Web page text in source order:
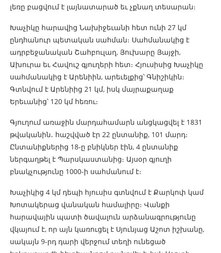
լեռը բացվում է լայնատարած եւ չքնաղ տեսարան։
Խաչիկը հարավից Նախիջեւանի հետ ունի 27 կմ
ընդհանուր պետական սահման։ Սահմանակից է
ադրբեջանական Շահբուլաղ, Յուխարը Յայջի,
Ախուրա եւ Հավուշ գյուղերի հետ։ Հյուսիսից Խաչիկը
սահմանակից է Արենիին, արեւելքից՝ Գնիշիկին։
Գտնվում է Արենիից 21 կմ, իսկ մայրաքաղաք
Երեւանից՝ 120 կմ հեռու։
Գյուղում առաջին մարդահամարն անցկացվել է 1831
թվականին․ հաշվված էր 22 ընտանիք, 101 մարդ։
Ընտանիքներից 18-ը բնիկներ էին, 4 ընտանիք
ներգաղթել է Պարսկաստանից։ Այսօր գյուղի
բնակչությունը 1000-ի սահմանում է։
Խաչիկից 4 կմ դեպի հյուսիս գտնվում է Քարկոփ կամ
Խոտակերաց վանական համալիրը։ Վանքի
հարավային պատի ծավալուն արձանագրությունը
վկայում է, որ այն կառուցել է Սյունյաց Աշոտ իշխանը,
սակայն 9-րդ դարի վերջում տեղի ունեցած